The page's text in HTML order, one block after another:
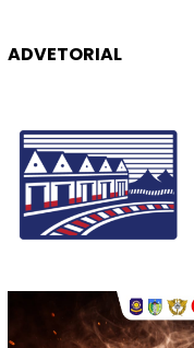
ADVETORIAL